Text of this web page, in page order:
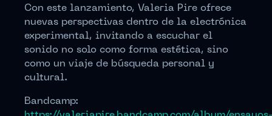
Con este lanzamiento, Valeria Pire ofrece
nuevas perspectivas dentro de la electrónica
experimental, invitando a escuchar el
sonido no solo como forma estética, sino
como un viaje de búsqueda personal y
cultural.
Bandcamp: